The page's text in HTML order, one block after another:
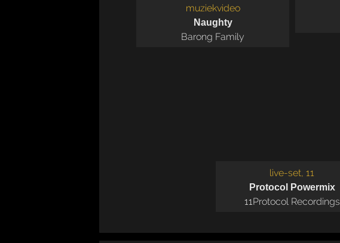
muziekvideo
Naughty
Barong Family
live-set, 11
Protocol Powermix
11Protocol Recordings